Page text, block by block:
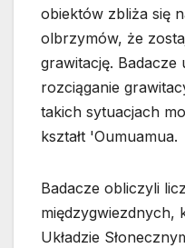
obiektów zbliża się
olbrzymów, że
grawitację. Badacze
rozciąganie
takich sytuacjach
kształt 'Oumuamua.
Badacze obliczyli
międzygwiezdnych,
Układzie